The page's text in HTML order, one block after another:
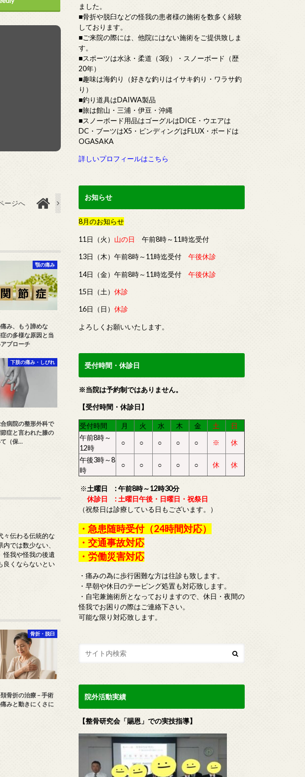
ージへ
顎の痛み
み、もう諦めな
の多様な原因と当
プローチ
下肢の痛み・しびれ
病院の整形外科で
症と言われた膝の
（保…
々伝わる伝統的な
では数少ない、
怪我や怪我の後遺
良くならないとい
骨折・脱臼
骨折の治療 – 手術
みと動きにくさに
ました。
■骨折や脱臼などの怪我の患者様の施術を数多く経験
しております。
■ご来院の際には、他院にはない施術をご提供致しま
す。
■スポーツは水泳・柔道（3段）・スノーボード（歴
20年）
■趣味は海釣り（好きな釣りはイサキ釣り・ワラサ釣
り）
■釣り道具はDAIWA製品
■旅は館山・三浦・伊豆・沖縄
■スノーボード用品はゴーグルはDICE・ウエアは
DC・ブーツはX5・ビンディングはFLUX・ボードは
OGASAKA
詳しいプロフィールはこちら
お知らせ
8月のお知らせ
11日（火） 山の日 午前8時～11時迄受付
13日（木）午前8時～11時迄受付 午後休診
14日（金）午前8時～11時迄受付 午後休診
15日（土） 休診
16日（日） 休診
よろしくお願いいたします。
受付時間・休診日
※当院は予約制ではありません。
【受付時間・休診日】
受付時間 月 火 水 木 金 土
日
午前8時～
12時
○ ○ ○ ○ ○ ※ 休
午後3時～8
時
○ ○ ○ ○ ○ 休 休
※土曜日 : 午前8時～12時30分
休診日 : 土曜日午後・日曜日・祝祭日
（祝祭日は診療している日もございます。）
・急患随時受付（24時間対応）
・交通事故対応
・労働災害対応
・痛みの為に歩行困難な方は往診も致します。
・早朝や休日のテーピング処置も対応致します。
・自宅兼施術所となっておりますので、休日・夜間の
怪我でお困りの際はご連絡下さい。
可能な限り対応致します。
院外活動実績
【整骨研究会「賜恩」での実技指導】